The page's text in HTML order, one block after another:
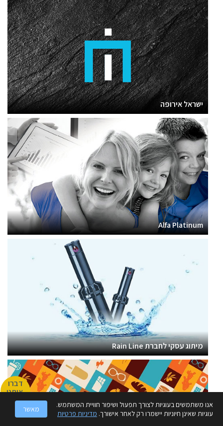
ישראל אירופה
Alfa Platinum
מיתוג עסקי לחברת Rain Line
דברו
איתנו
אנו משתמשים בעוגיות לצורך תפעול ושיפור חוויית המשתמש.
עוגיות שאינן חיוניות יישמרו רק לאחר אישורך. מדיניות פרטיות מאשר